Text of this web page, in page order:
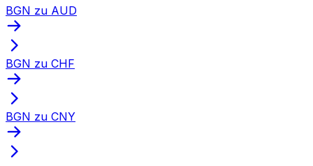
BGN zu AUD
BGN zu CHF
BGN zu CNY